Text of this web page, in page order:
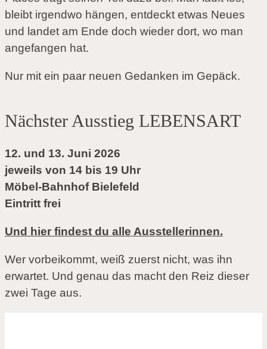
bleibt irgendwo hängen, entdeckt etwas Neues
und landet am Ende doch wieder dort, wo man
angefangen hat.
Nur mit ein paar neuen Gedanken im Gepäck.
Nächster Ausstieg LEBENSART
12. und 13. Juni 2026
jeweils von 14 bis 19 Uhr
Möbel-Bahnhof Bielefeld
Eintritt frei
Und hier findest du alle Ausstellerinnen.
Wer vorbeikommt, weiß zuerst nicht, was ihn
erwartet. Und genau das macht den Reiz dieser
zwei Tage aus.